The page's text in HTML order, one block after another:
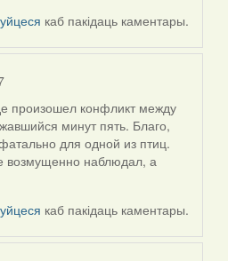
каб пакідаць каментары.
произошел конфликт между
минут пять. Благо,
для одной из птиц.
возмущенно наблюдал, а
каб пакідаць каментары.